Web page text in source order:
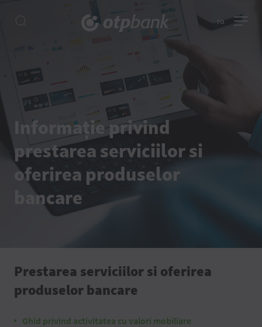
ro
Informație privind
prestarea serviciilor si
oferirea produselor
bancare
Prestarea serviciilor si oferirea
produselor bancare
Ghid privind activitatea cu valori mobiliare